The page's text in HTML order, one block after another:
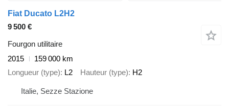
Fiat Ducato L2H2
9 500 €
Fourgon utilitaire
2015
159 000 km
Longueur (type) L2 Hauteur (type) H2
Italie, Sezze Stazione